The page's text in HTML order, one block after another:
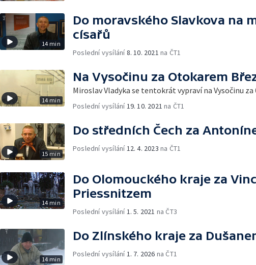
14 min
Do moravského Slavkova na
císařů
Poslední vysílání8. 10. 2021 na ČT1
14 min
Na Vysočinu za Otokarem
Miroslav Vladyka se tentokrát vypraví na Vysočinu
Poslední vysílání 19. 10. 2021 na ČT1
15 min
Do středních Čech za
Poslední vysílání 12. 4. 2023 na ČT1
14 min
Do Olomouckého kraje za
Priessnitzem
Poslední vysílání 1. 5. 2021 na ČT3
14 min
Do Zlínského kraje za
Poslední vysílání 1. 7. 2026 na ČT1